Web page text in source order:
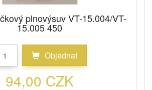
plnovýsuv VT-15.004/VT-
15.005 450
Objednat
94,00 CZK